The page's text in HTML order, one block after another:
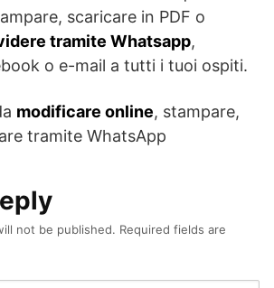
scaricare in PDF o
tramite Whatsapp,
o e-mail a tutti i tuoi ospiti.
modificare online, stampare,
tramite WhatsApp
not be published. Required fields are